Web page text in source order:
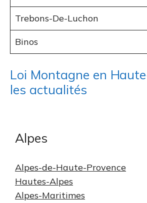
Trebons-De-Luchon
Binos
Loi Montagne en
les actualités
Alpes
Alpes-de-Haute-Provence
Hautes-Alpes
Alpes-Maritimes